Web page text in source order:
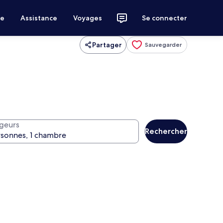
Assistance Voyages Se connecter
Partager Sauvegarder
Rechercher